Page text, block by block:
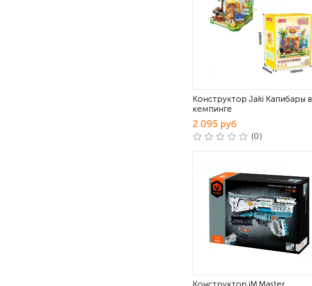
Конструктор Jaki Капибары в
кемпинге
2 095 руб
(0)
Конструктор iM.Master